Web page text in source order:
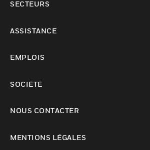
SECTEURS
ASSISTANCE
EMPLOIS
SOCIÉTÉ
NOUS CONTACTER
MENTIONS LÉGALES